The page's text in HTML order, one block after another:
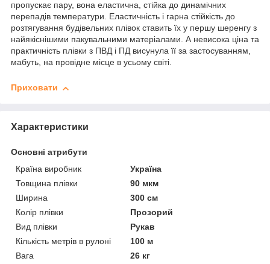
пропускає пару, вона еластична, стійка до динамічних
перепадів температури. Еластичність і гарна стійкість до
розтягування будівельних плівок ставить їх у першу шеренгу з
найякіснішими пакувальними матеріалами. А невисока ціна та
практичність плівки з ПВД і ПД висунула її за застосуванням,
мабуть, на провідне місце в усьому світі.
Приховати
Характеристики
Основні атрибути
Країна виробник
Україна
Товщина плівки
90 мкм
Ширина
300 см
Колір плівки
Прозорий
Вид плівки
Рукав
Кількість метрів в рулоні
100 м
Вага
26 кг